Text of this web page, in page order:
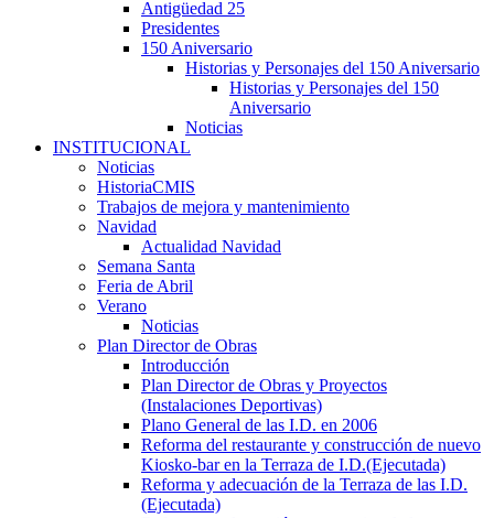
Antigüedad 25
Presidentes
150 Aniversario
Historias y Personajes del 150 Aniversario
Historias y Personajes del 150
Aniversario
Noticias
INSTITUCIONAL
Noticias
HistoriaCMIS
Trabajos de mejora y mantenimiento
Navidad
Actualidad Navidad
Semana Santa
Feria de Abril
Verano
Noticias
Plan Director de Obras
Introducción
Plan Director de Obras y Proyectos
(Instalaciones Deportivas)
Plano General de las I.D. en 2006
Reforma del restaurante y construcción de nuevo
Kiosko-bar en la Terraza de I.D.(Ejecutada)
Reforma y adecuación de la Terraza de las I.D.
(Ejecutada)